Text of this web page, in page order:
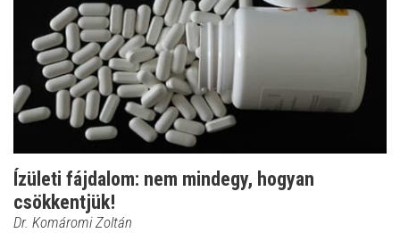
Ízületi fájdalom: nem mindegy, hogyan
csökkentjük!
Dr. Komáromi Zoltán